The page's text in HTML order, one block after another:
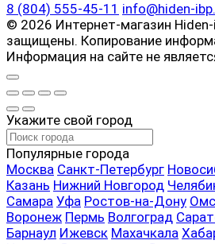
8 (804) 555-45-11 info@hiden-
© 2026 Интернет-магазин Hiden-
защищены. Копирование
Информация на сайте не
Укажите свой город
Популярные города
Москва Санкт-Петербург
Казань Нижний Новгород
Самара Уфа Ростов-на-Дону
Воронеж Пермь Волгоград
Барнаул Ижевск Махачкала